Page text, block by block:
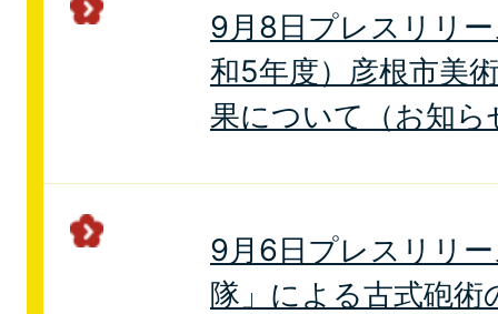
9月8日プレスリリ
和5年度）彦根市美
果について（お知ら
9月6日プレスリリ
隊」による古式砲術